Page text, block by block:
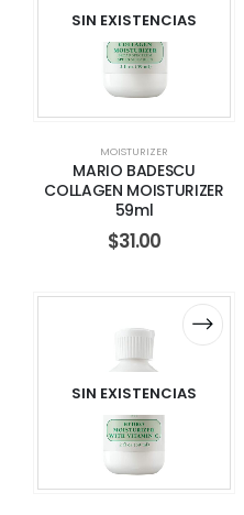
SIN EXISTENCIAS
MOISTURIZER
MARIO BADESCU
COLLAGEN MOISTURIZER
59ml
$31.00
SIN EXISTENCIAS